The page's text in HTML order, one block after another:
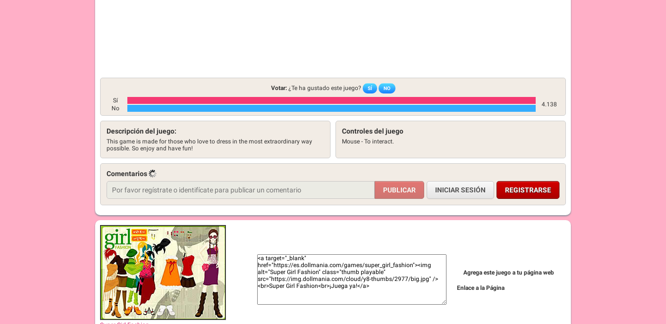
Votar:¿Te ha gustado este juego? SÍ NO
Sí
4.138
No
Descripción del juego:
This game is made for those who love to dress in the most extraordinary way
possible. So enjoy and have fun!
Controles del juego
Mouse - To interact.
Comentarios
INICIAR SESIÓN REGISTRARSE
Agrega este juego a tu página web
Enlace a la Página